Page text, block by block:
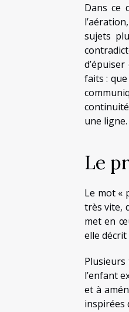
Dans ce
sujets
faits :
une ligne.
Le
Le mot «
très vite,
met en
elle décrit
l’enfant
et à
inspirées